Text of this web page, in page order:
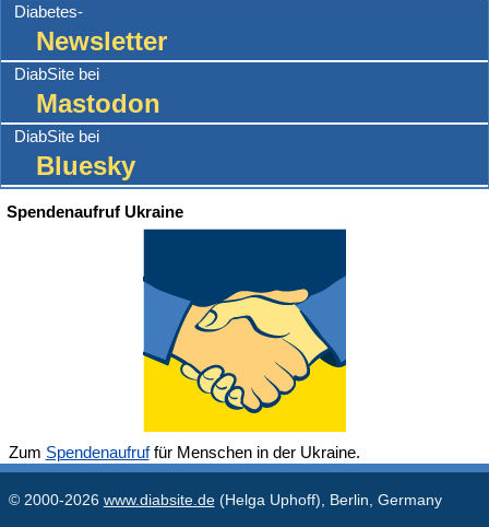
Diabetes-
Newsletter
DiabSite bei
Mastodon
DiabSite bei
Bluesky
Spendenaufruf Ukraine
Zum Spendenaufruffür Menschen in der Ukraine.
© 2000-2026 www.diabsite.de(Helga Uphoff), Berlin, Germany